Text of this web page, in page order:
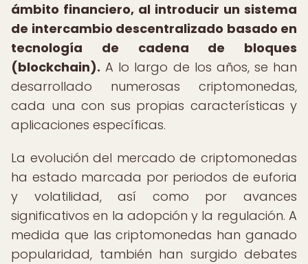
ámbito financiero, al introducir un sistema
de intercambio descentralizado basado en
tecnología de cadena de bloques
(blockchain). A lo largo de los años, se han
desarrollado numerosas criptomonedas,
cada una con sus propias características y
aplicaciones específicas.
La evolución del mercado de criptomonedas
ha estado marcada por periodos de euforia
y volatilidad, así como por avances
significativos en la adopción y la regulación. A
medida que las criptomonedas han ganado
popularidad, también han surgido debates